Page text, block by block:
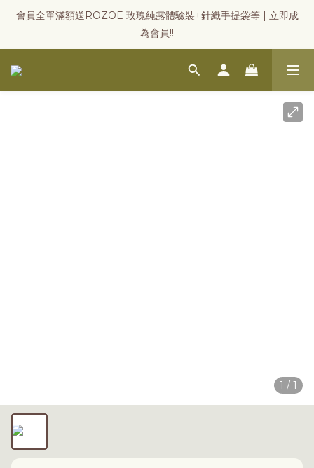
會員全單滿額送ROZOE 玫瑰純露體驗裝+針織手提袋等 | 立即成
為會員!!
1 / 1